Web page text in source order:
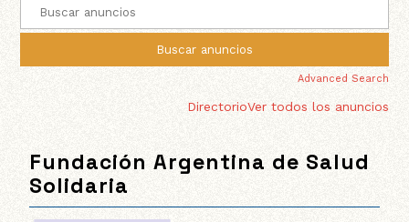
Advanced Search
DirectorioVer todos los anuncios
Fundación Argentina de Salud
Solidaria